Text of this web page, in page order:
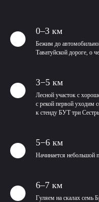
0–3 км
Бежим до
Таватуйской дороге, о
3−5 км
Лесной участок с
с рекой первой уходим
к стенду БУТ три
5−6 км
Начинается небольшой
6–7 км
Гуляем на скалах семь